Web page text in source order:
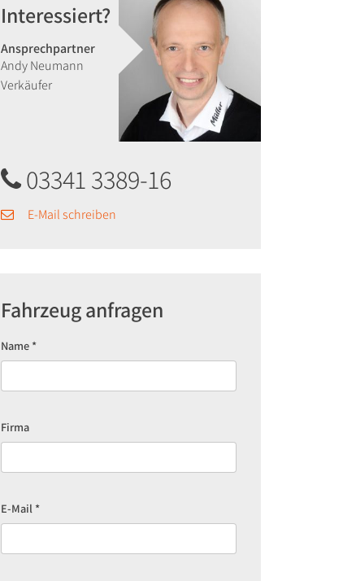
Interessiert?
Ansprechpartner
Andy Neumann
Verkäufer
03341 3389-16
E-Mail schreiben
Fahrzeug anfragen
Name *
Firma
E-Mail *